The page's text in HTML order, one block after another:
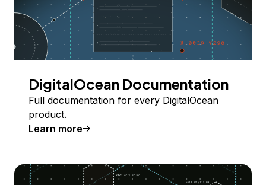
DigitalOcean Documentation
Full documentation for every DigitalOcean
product.
Learn more